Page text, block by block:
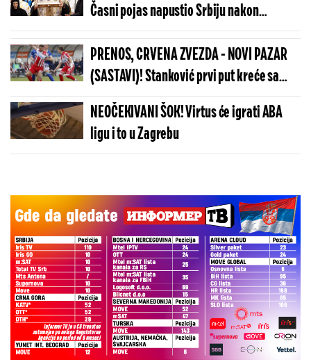
Časni pojas napustio Srbiju nakon
istorijskih dana na Vračaru! (FOTO/VIDEO)
PRENOS, CRVENA ZVEZDA - NOVI PAZAR
(SASTAVI)! Stanković prvi put kreće sa
Enemom!
NEOČEKIVANI ŠOK! Virtus će igrati ABA
ligu i to u Zagrebu